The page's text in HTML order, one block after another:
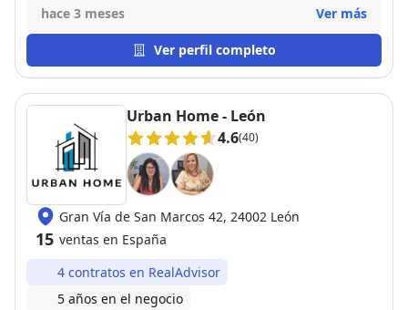
hace 3 meses
Ver más
Ver perfil completo
Urban Home - León
4.6(40)
Gran Vía de San Marcos 42, 24002 León
15 ventas en España
4 contratos en RealAdvisor
5 años en el negocio